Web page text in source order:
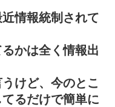
情報統制されて
かは全く情報出
けど、今のとこ
るだけで簡単に